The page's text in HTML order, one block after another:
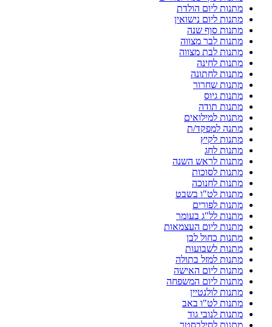
מתנות ליום הולדת
מתנות ליום נישואין
מתנות סוף שנה
מתנות לבר מצווה
מתנות לבת מצווה
מתנות לחינה
מתנות לחתונה
מתנות שחרור
מתנות גיוס
מתנות תודה
מתנות למילואים
מתנה למפקד/ת
מתנות לקיץ
מתנות לחג
מתנות לראש השנה
מתנות לסוכות
מתנות לחנוכה
מתנות לט"ו בשבט
מתנות לפורים
מתנות לל"ג בעומר
מתנות ליום העצמאות
מתנות כחול לבן
מתנות לשבועות
מתנות למזל בתולה
מתנות ליום האישה
מתנות ליום המשפחה
מתנות לולנטיין
מתנות לט"ו באב
מתנות לנובי גוד
מתנות לסילבסטר